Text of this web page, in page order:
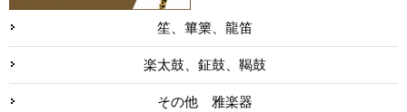
笙、篳篥、龍笛
楽太鼓、鉦鼓、鞨鼓
その他 雅楽器